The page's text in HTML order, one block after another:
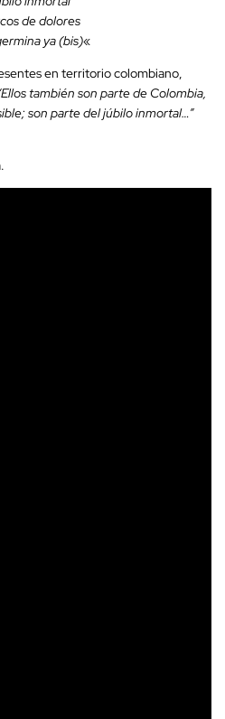
de dolores
ya (bis)«
en territorio colombiano,
también son parte de Colombia,
son parte del júbilo inmortal…”